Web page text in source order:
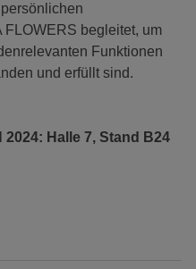
begleitet, um
Funktionen
und erfüllt sind.
Halle 7, Stand B24